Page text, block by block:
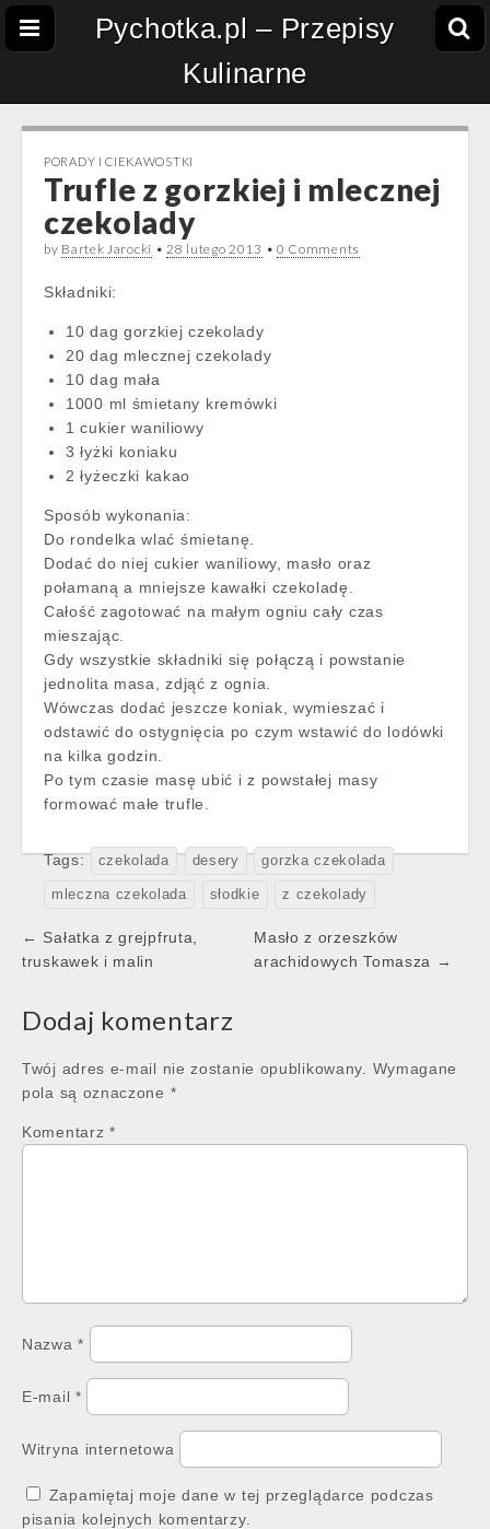
Pychotka.pl – Przepisy
Kulinarne
PORADY I CIEKAWOSTKI
Trufle z gorzkiej i mlecznej
czekolady
by Bartek Jarocki •28 lutego 2013 • 0 Comments
Składniki:
10 dag gorzkiej czekolady
20 dag mlecznej czekolady
10 dag mała
1000 ml śmietany kremówki
1 cukier waniliowy
3 łyżki koniaku
2 łyżeczki kakao
Sposób wykonania:
Do rondelka wlać śmietanę.
Dodać do niej cukier waniliowy, masło oraz
połamaną a mniejsze kawałki czekoladę.
Całość zagotować na małym ogniu cały czas
mieszając.
Gdy wszystkie składniki się połączą i powstanie
jednolita masa, zdjąć z ognia.
Wówczas dodać jeszcze koniak, wymieszać i
odstawić do ostygnięcia po czym wstawić do lodówki
na kilka godzin.
Po tym czasie masę ubić i z powstałej masy
formować małe trufle.
Tags: czekolada desery gorzka czekolada
mleczna czekolada słodkie z czekolady
Post
navigation
← Sałatka z grejpfruta,
truskawek i malin
Masło z orzeszków
arachidowych Tomasza →
Dodaj komentarz
Twój adres e-mail nie zostanie opublikowany.
Wymagane
pola są oznaczone *
Komentarz *
Nazwa*
E-mail *
Witryna internetowa
Zapamiętaj moje dane w tej przeglądarce podczas
pisania kolejnych komentarzy.